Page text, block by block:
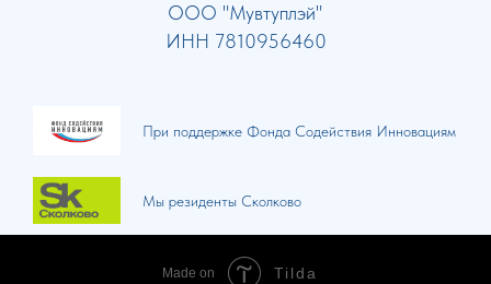
ООО "Мувтуплэй"
ИНН 7810956460
При поддержке Фонда Содействия Инновациям
Мы резиденты Сколково
Made on Tilda